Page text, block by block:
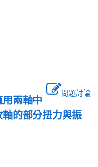
問題討論
用兩軸中
的部分扭力與振